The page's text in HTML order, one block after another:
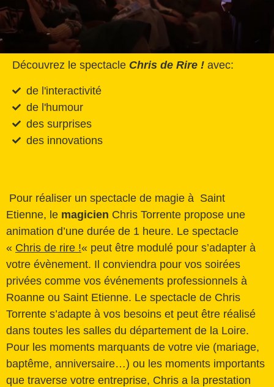
Découvrez le spectacle Chris de Rire ! avec:
de l'interactivité
de l'humour
des surprises
des innovations
Pour réaliser un spectacle de magie à Saint
Etienne, le magicien Chris Torrente propose une
animation d’une durée de 1 heure. Le spectacle
« Chris de rire !« peut être modulé pour s’adapter à
votre évènement. Il conviendra pour vos soirées
privées comme vos événements professionnels à
Roanne ou Saint Etienne. Le spectacle de Chris
Torrente s’adapte à vos besoins et peut être réalisé
dans toutes les salles du département de la Loire.
Pour les moments marquants de votre vie (mariage,
baptême, anniversaire…) ou les moments importants
que traverse votre entreprise, Chris a la prestation